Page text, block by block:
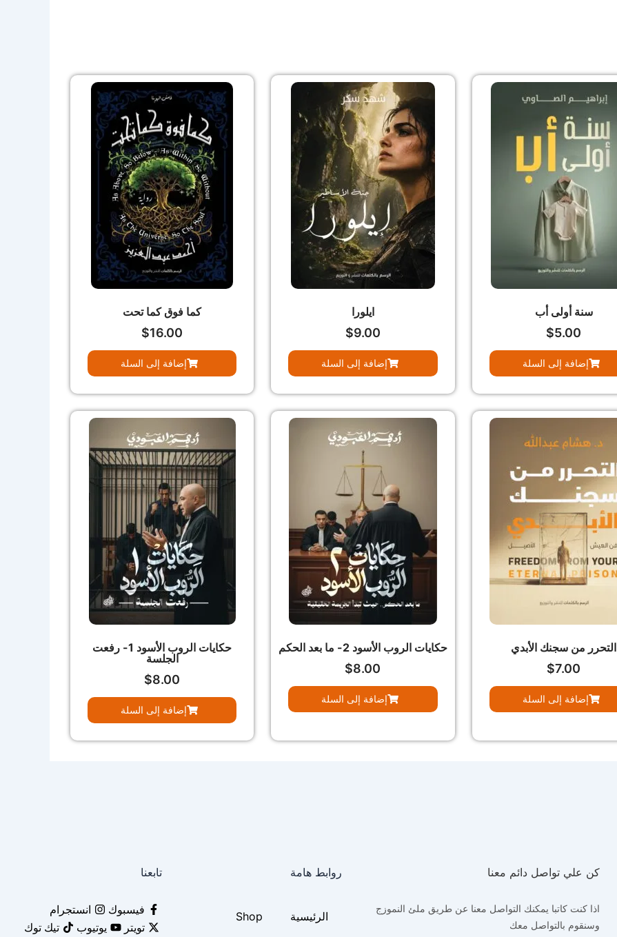
سنة أولى أب
$5.00
إضافة إلى السلة
ايلورا
$9.00
إضافة إلى السلة
كما فوق كما تحت
$16.00
إضافة إلى السلة
التحرر من سجنك الأبدي
$7.00
إضافة إلى السلة
حكايات الروب الأسود 2- ما بعد الحكم
$8.00
إضافة إلى السلة
حكايات الروب الأسود 1- رفعت
الجلسة
$8.00
إضافة إلى السلة
كن علي تواصل دائم معنا
اذا كنت كاتبا يمكنك التواصل معنا عن طريق ملئ النموزج
وسنقوم بالتواصل معك
روابط هامة
الرئيسية Shop
تابعنا
فيسبوك
انستجرام
تويتر
يوتيوب تيك توك